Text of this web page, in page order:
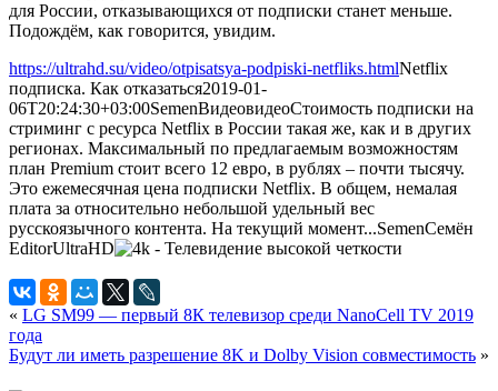
для России, отказывающихся от подписки станет меньше.
Подождём, как говорится, увидим.
https://ultrahd.su/video/otpisatsya-podpiski-netfliks.htmlNetflix
подписка. Как отказаться2019-01-
06T20:24:30+03:00SemenВидеовидеоСтоимость подписки на
стриминг с ресурса Netflix в России такая же, как и в других
регионах. Максимальный по предлагаемым возможностям
план Premium стоит всего 12 евро, в рублях – почти тысячу.
Это ежемесячная цена подписки Netflix. В общем, немалая
плата за относительно небольшой удельный вес
русскоязычного контента. На текущий момент...SemenСемён
EditorUltraHD
« LG SM99 — первый 8К телевизор среди NanoCell TV 2019
года
Будут ли иметь разрешение 8K и Dolby Vision совместимость »